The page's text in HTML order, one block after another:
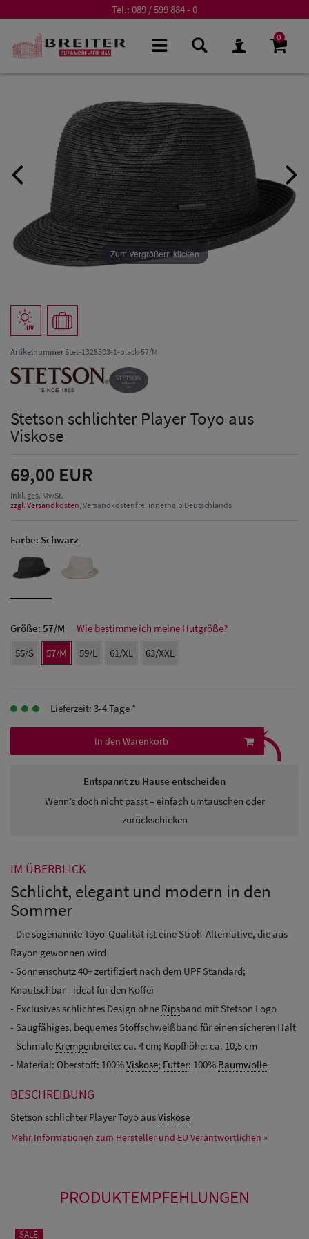
Tel.: 089 / 599 884 - 0
0
Herren
Baseball Cpas
Schutz Caps
Zum Vergrößern klicken
ArtikelnummerStet-1328503-1-black-57/M
Stetson schlichter Player Toyo aus
Viskose
69,00 EUR
inkl. ges. MwSt.
zzgl. Versandkosten, Versandkostenfrei innerhalb Deutschlands
Farbe: Schwarz
Größe: 57/M
Wie bestimme ich meine Hutgröße?
55/S
57/M 59/L 61/XL 63/XXL
Lieferzeit: 3-4 Tage *
In den Warenkorb
Entspannt zu Hause entscheiden
Wenn’s doch nicht passt – einfach umtauschen oder
zurückschicken
⤹
IM ÜBERBLICK
Schlicht, elegant und modern in den
Sommer
- Die sogenannte Toyo-Qualität ist eine Stroh-Alternative, die aus
Rayon gewonnen wird
- Sonnenschutz 40+ zertifiziert nach dem UPF Standard;
Knautschbar - ideal für den Koffer
- Exclusives schlichtes Design ohne Ripsband mit Stetson Logo
- Saugfähiges, bequemes Stoffschweißband für einen sicheren Halt
- Schmale Krempenbreite: ca. 4 cm; Kopfhöhe: ca. 10,5 cm
- Material: Oberstoff: 100%Viskose; Futter: 100% Baumwolle
BESCHREIBUNG
Stetson schlichter Player Toyo ausViskose
Mehr Informationen zum Hersteller und EU Verantwortlichen »
PRODUKTEMPFEHLUNGEN
SALE